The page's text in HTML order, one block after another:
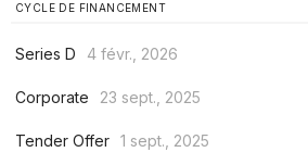
CYCLE DE FINANCEMENT
Series D
4 févr., 2026
Corporate
23 sept., 2025
Tender Offer 1 sept., 2025